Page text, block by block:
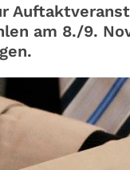
am 8./9.